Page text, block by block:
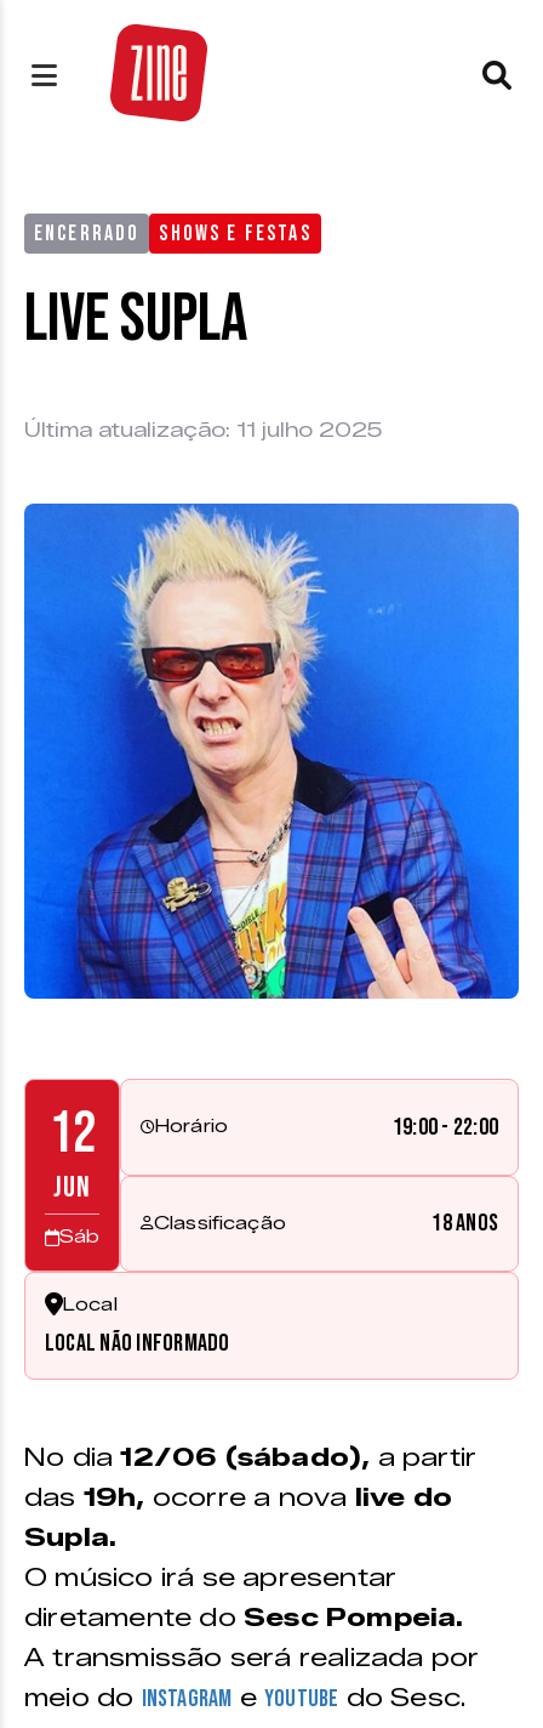
ENCERRADO SHOWS E FESTAS
Live Supla
Última atualização: 11 julho 2025
12
JUN
Sáb
Horário 19:00 - 22:00
Classificação 18 anos
Local
Local não informado
No dia12/06 (sábado), a partir
das 19h, ocorre a nova live do
Supla.
O músico irá se apresentar
diretamente do Sesc Pompeia.
A transmissão será realizada por
meio do Instagram eYoutube do Sesc.